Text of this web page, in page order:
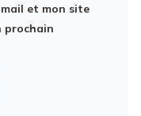
et mon site
prochain